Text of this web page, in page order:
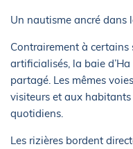
Un nautisme ancré dans
Contrairement à certains
artificialisés, la baie
partagé. Les mêmes
visiteurs et aux
quotidiens.
Les rizières bordent